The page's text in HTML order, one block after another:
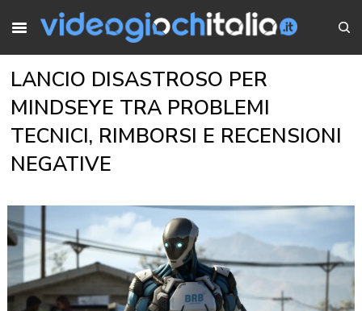
LANCIO DISASTROSO PER
MINDSEYE TRA PROBLEMI
TECNICI, RIMBORSI E RECENSIONI
NEGATIVE